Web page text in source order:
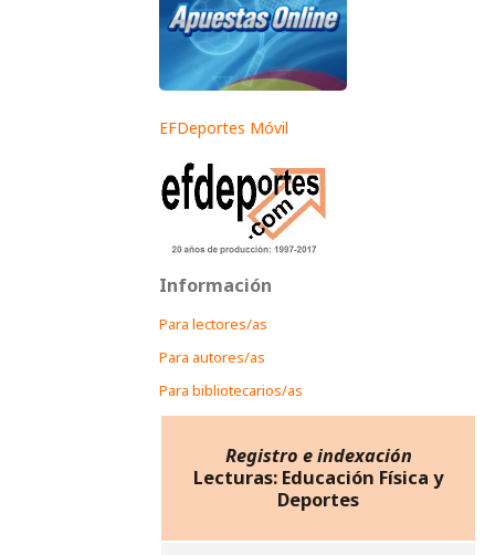
EFDeportes Móvil
Información
Para lectores/as
Para autores/as
Para bibliotecarios/as
Registro e indexación
Lecturas: Educación Física y
Deportes